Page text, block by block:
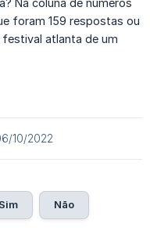
Na coluna de números
foram 159 respostas ou
atlanta de um
10/2022
Sim Não